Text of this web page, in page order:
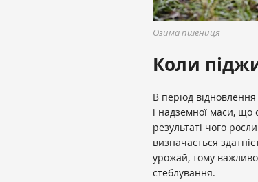
Озима пшениця
Коли
В період відновлення
і надземної маси, що
результаті чого
визначається
урожай, тому
стеблування.